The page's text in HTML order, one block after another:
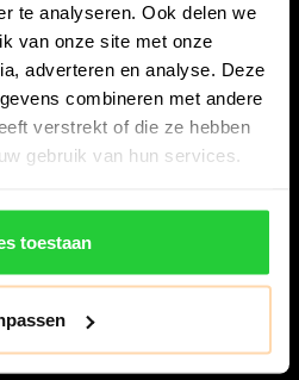
te analyseren. Ook delen we
van onze site met onze
adverteren en analyse. Deze
combineren met andere
verstrekt of die ze hebben
gebruik van hun services.
toestaan
6
AA Lelystad